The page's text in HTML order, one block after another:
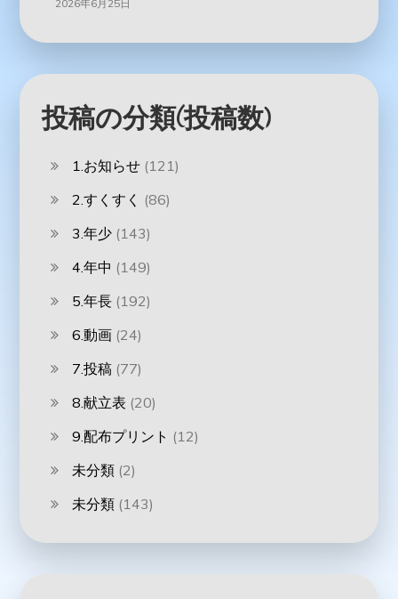
2026年6月25日
投稿の分類(投稿数)
1.お知らせ (121)
2.すくすく (86)
3.年少 (143)
4.年中 (149)
5.年長 (192)
6.動画 (24)
7.投稿 (77)
8.献立表 (20)
9.配布プリント (12)
未分類 (2)
未分類 (143)